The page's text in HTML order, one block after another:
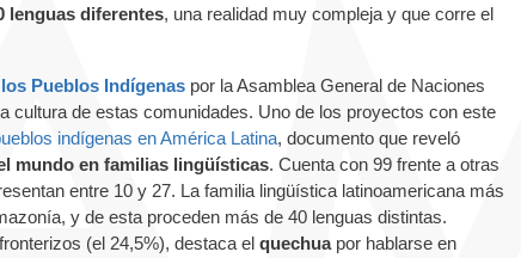
lenguas diferentes, una realidad muy compleja y que corre el
Pueblos Indígenas por la Asamblea General de Naciones
cultura de estas comunidades. Uno de los proyectos con este
indígenas en América Latina, documento que reveló
mundo en familias lingüísticas. Cuenta con 99 frente a otras
entre 10 y 27. La familia lingüística latinoamericana más
y de esta proceden más de 40 lenguas distintas.
(el 24,5%), destaca el quechuapor hablarse en